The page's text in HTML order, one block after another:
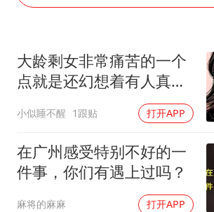
大龄剩女非常痛苦的一个
点就是还幻想着有人真心
小似睡不醒 1跟贴 打开APP
在广州感受特别不好的一
件事，你们有遇上过吗？
麻将的麻麻 打开APP